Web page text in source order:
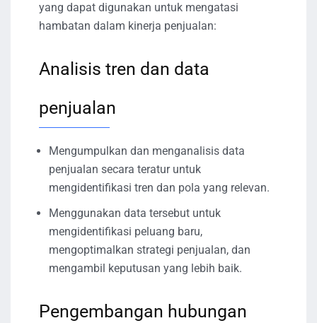
yang dapat digunakan untuk mengatasi
hambatan dalam kinerja penjualan:
Analisis tren dan data
penjualan
Mengumpulkan dan menganalisis data
penjualan secara teratur untuk
mengidentifikasi tren dan pola yang relevan.
Menggunakan data tersebut untuk
mengidentifikasi peluang baru,
mengoptimalkan strategi penjualan, dan
mengambil keputusan yang lebih baik.
Pengembangan hubungan